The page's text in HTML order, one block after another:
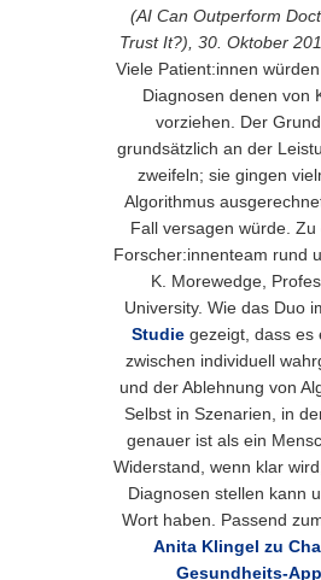
(AI Can Outperform
Trust It?), 30. Oktober
Viele Patient:innen
Diagnosen denen von
vorziehen. Der
grundsätzlich an der
zweifeln; sie gingen
Algorithmus
Fall versagen würde.
Forscher:innenteam rund
K. Morewedge,
University. Wie das Duo
Studie gezeigt, dass es
zwischen individuell
und der Ablehnung von
Selbst in Szenarien, in
genauer ist als ein
Widerstand, wenn klar
Diagnosen stellen kann
Wort haben. Passend
Anita Klingel zu
Gesundheits-